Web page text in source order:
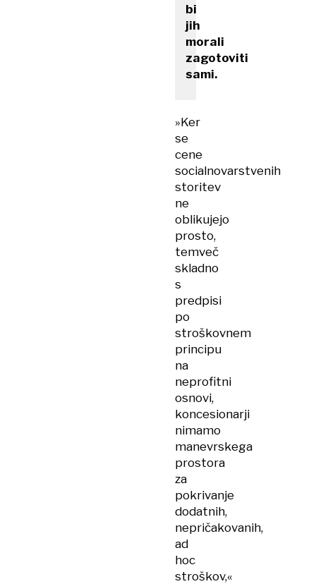
bi
jih
morali
zagotoviti
sami.
»Ker
se
cene
socialnovarstvenih
storitev
ne
oblikujejo
prosto,
temveč
skladno
s
predpisi
po
stroškovnem
principu
na
neprofitni
osnovi,
koncesionarji
nimamo
manevrskega
prostora
za
pokrivanje
dodatnih,
nepričakovanih,
ad
hoc
stroškov,«